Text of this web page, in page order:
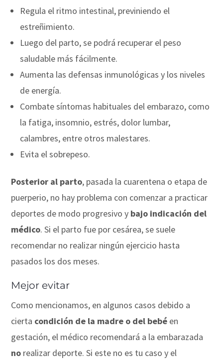
Regula el ritmo intestinal, previniendo el
estreñimiento.
Luego del parto, se podrá recuperar el peso
saludable más fácilmente.
Aumenta las defensas inmunológicas y los niveles
de energía.
Combate síntomas habituales del embarazo, como
la fatiga, insomnio, estrés, dolor lumbar,
calambres, entre otros malestares.
Evita el sobrepeso.
Posterior al parto, pasada la cuarentena o etapa de
puerperio, no hay problema con comenzar a practicar
deportes de modo progresivo y bajo indicación del
médico. Si el parto fue por cesárea, se suele
recomendar no realizar ningún ejercicio hasta
pasados los dos meses.
Mejor evitar
Como mencionamos, en algunos casos debido a
cierta condición de la madre o del bebé en
gestación, el médico recomendará a la embarazada
no realizar deporte. Si este no es tu caso y el